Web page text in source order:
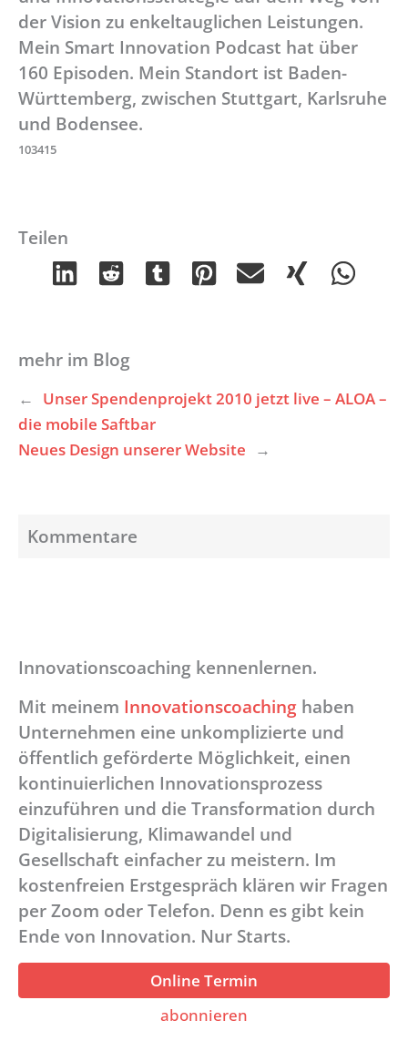
der Vision zu enkeltauglichen Leistungen.
Mein Smart Innovation Podcast hat über
160 Episoden. Mein Standort ist Baden-
Württemberg, zwischen Stuttgart, Karlsruhe
und Bodensee.
103415
Teilen
mehr im Blog
←
Unser Spendenprojekt 2010 jetzt live – ALOA –
die mobile Saftbar
Neues Design unserer Website
→
Kommentare
Innovationscoaching kennenlernen.
Mit meinem Innovationscoaching haben
Unternehmen eine unkomplizierte und
öffentlich geförderte Möglichkeit, einen
kontinuierlichen Innovationsprozess
einzuführen und die Transformation durch
Digitalisierung, Klimawandel und
Gesellschaft einfacher zu meistern. Im
kostenfreien Erstgespräch klären wir Fragen
per Zoom oder Telefon. Denn es gibt kein
Ende von Innovation. Nur Starts.
Online Termin
abonnieren